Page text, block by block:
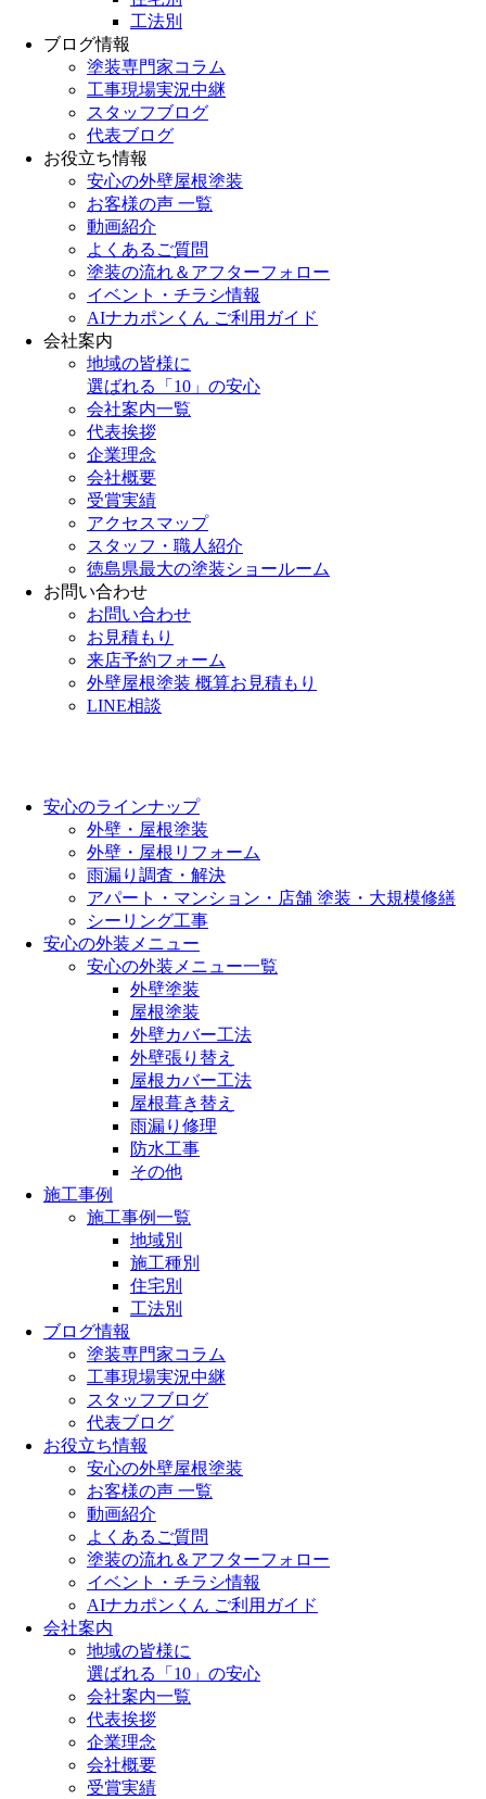
工法別
ブログ情報
塗装専門家コラム
工事現場実況中継
スタッフブログ
代表ブログ
お役立ち情報
安心の外壁屋根塗装
お客様の声 一覧
動画紹介
よくあるご質問
塗装の流れ＆アフターフォロー
イベント・チラシ情報
AIナカポンくん ご利用ガイド
会社案内
地域の皆様に
選ばれる「10」の安心
会社案内一覧
代表挨拶
企業理念
会社概要
受賞実績
アクセスマップ
スタッフ・職人紹介
徳島県最大の塗装ショールーム
お問い合わせ
お問い合わせ
お見積もり
来店予約フォーム
外壁屋根塗装 概算お見積もり
LINE相談
安心のラインナップ
外壁・屋根塗装
外壁・屋根リフォーム
雨漏り調査・解決
アパート・マンション・店舗 塗装・大規模修繕
シーリング工事
安心の外装メニュー
安心の外装メニュー一覧
外壁塗装
屋根塗装
外壁カバー工法
外壁張り替え
屋根カバー工法
屋根葺き替え
雨漏り修理
防水工事
その他
施工事例
施工事例一覧
地域別
施工種別
住宅別
工法別
ブログ情報
塗装専門家コラム
工事現場実況中継
スタッフブログ
代表ブログ
お役立ち情報
安心の外壁屋根塗装
お客様の声 一覧
動画紹介
よくあるご質問
塗装の流れ＆アフターフォロー
イベント・チラシ情報
AIナカポンくん ご利用ガイド
会社案内
地域の皆様に
選ばれる「10」の安心
会社案内一覧
代表挨拶
企業理念
会社概要
受賞実績